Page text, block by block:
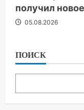
получил
05.08.2026
ПОИСК